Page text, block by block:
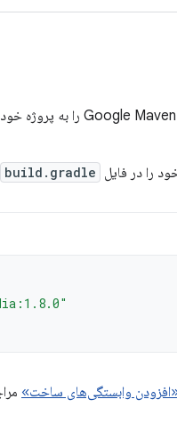
را در فایل build.gradle
وابستگی‌های ساخت»